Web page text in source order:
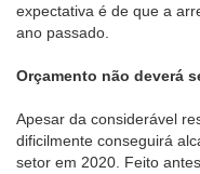
expectativa é de que a
ano passado.
Orçamento não deverá
Apesar da considerável
dificilmente conseguirá
setor em 2020. Feito